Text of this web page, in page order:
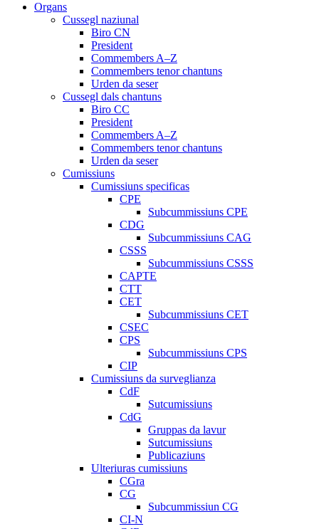
Organs
Cussegl naziunal
Biro CN
President
Commembers A–Z
Commembers tenor chantuns
Urden da seser
Cussegl dals chantuns
Biro CC
President
Commembers A–Z
Commembers tenor chantuns
Urden da seser
Cumissiuns
Cumissiuns specificas
CPE
Subcummissiuns CPE
CDG
Subcummissiuns CAG
CSSS
Subcummissiuns CSSS
CAPTE
CTT
CET
Subcummissiuns CET
CSEC
CPS
Subcummissiuns CPS
CIP
Cumissiuns da surveglianza
CdF
Sutcumissiuns
CdG
Gruppas da lavur
Sutcumissiuns
Publicaziuns
Ulteriuras cumissiuns
CGra
CG
Subcummissiun CG
CI-N